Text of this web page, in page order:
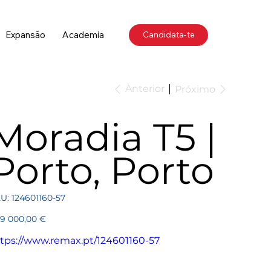
Expansão Academia Candidata-te
Anterior Próximo
T5 |
Porto
SKU
124601160-
124601160-57
000,00 €
www.remax.pt/124601160-57